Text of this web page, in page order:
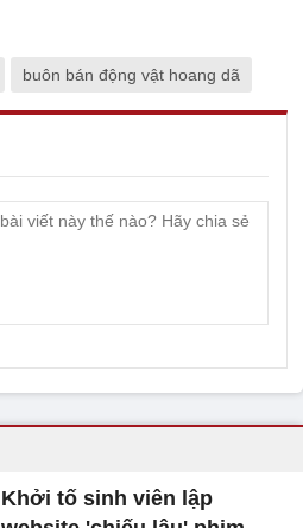
buôn bán động vật hoang dã
Khởi tố sinh viên lập